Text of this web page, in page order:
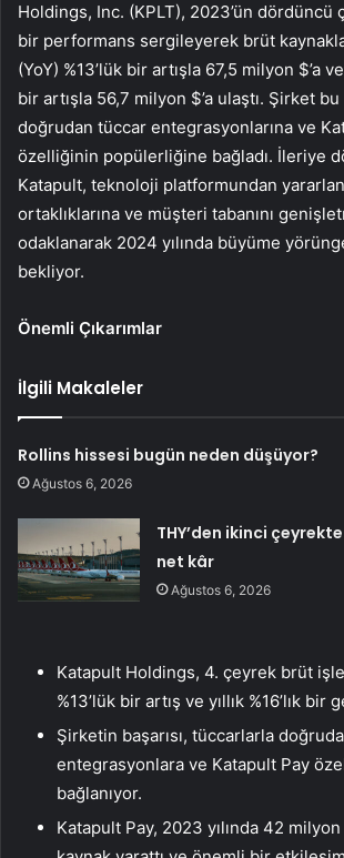
Holdings, Inc. (KPLT), 2023’ün dördüncü
bir performans sergileyerek brüt
(YoY) %13’lük bir artışla 67,5 milyon $’a
bir artışla 56,7 milyon $’a ulaştı. Şirket bu
doğrudan tüccar entegrasyonlarına ve
özelliğinin popülerliğine bağladı. İleriye
Katapult, teknoloji platformundan
ortaklıklarına ve müşteri tabanını
odaklanarak 2024 yılında büyüme
bekliyor.
Önemli Çıkarımlar
İlgili Makaleler
Rollins hissesi bugün neden düşüyor?
Ağustos 6, 2026
THY’den ikinci
net kâr
Ağustos 6, 2026
Katapult Holdings, 4. çeyrek brüt
%13’lük bir artış ve yıllık %16’lık bir
Şirketin başarısı, tüccarlarla
entegrasyonlara ve Katapult Pay
bağlanıyor.
Katapult Pay, 2023 yılında 42